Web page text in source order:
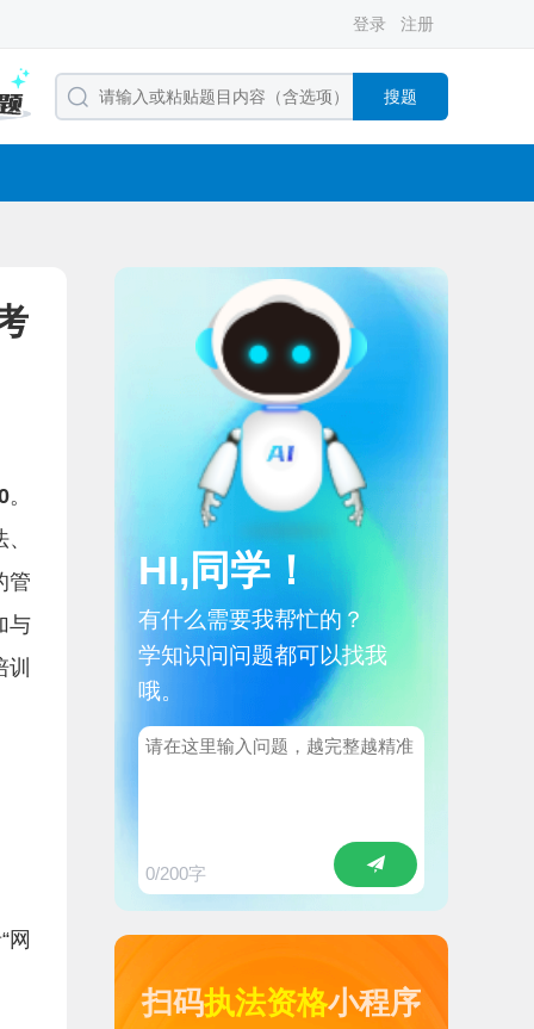
登录 注册
搜题
。
管
与
网
HI,同学！
有什么需要我帮忙的？
学知识问问题都可以找我
哦。
0/200字
扫码执法资格小程序